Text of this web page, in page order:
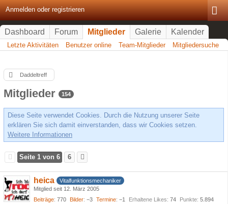
Anmelden oder registrieren
Dashboard Forum Mitglieder Galerie Kalender
Letzte Aktivitäten Benutzer online Team-Mitglieder Mitgliedersuche
Daddeltreff
Mitglieder 154
Diese Seite verwendet Cookies. Durch die Nutzung unserer Seite
erklären Sie sich damit einverstanden, dass wir Cookies setzen.
Weitere Informationen
Seite 1 von 6 6
heica
Vitalfunktionsmechaniker
Mitglied seit 12. März 2005
Beiträge 770 Bilder −3 Termine −1 Erhaltene Likes 74 Punkte 5.894